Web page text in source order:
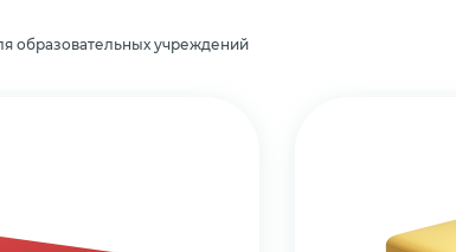
образовательных учреждений